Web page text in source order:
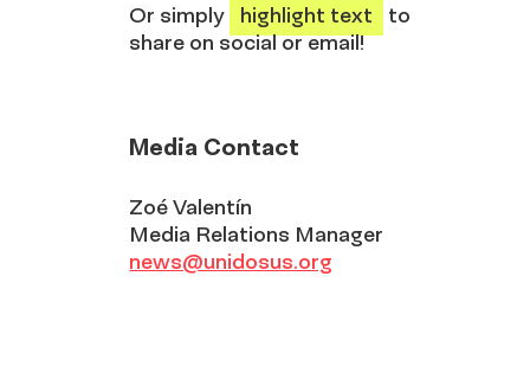
Or simply highlight text
to
share on social or email!
Media Contact
Zoé Valentín
Media Relations Manager
news@unidosus.org